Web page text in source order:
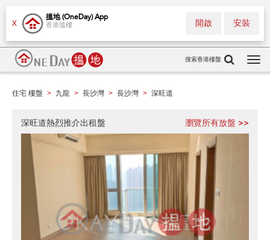
X
搵地 (OneDay) App
香港搵樓 安裝
開啟
搜索香港樓盤
住宅 樓盤 > 九龍 > 長沙灣 > 長沙灣 > 深旺道
深旺道熱烈推介出租盤 瀏覽所有放盤 >>